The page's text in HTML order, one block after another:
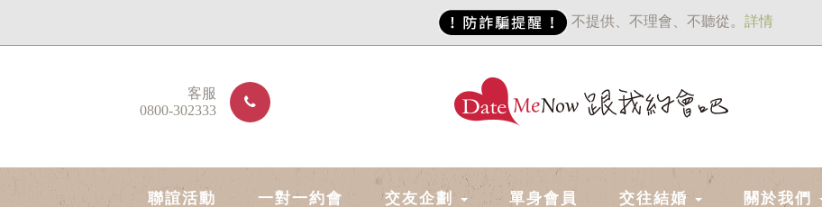
不提供、不理會、不聽從。 詳情
客服
0800-302333
聯誼活動 一對一約會 交友企劃 單身會員 交往結婚 關於我們